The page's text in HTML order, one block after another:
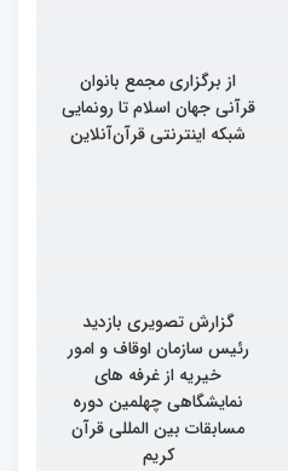
از برگزاری مجمع بانوان
قرآنی جهان اسلام تا رونمایی
شبکه اینترنتی قرآن‌آنلاین
گزارش تصویری بازدید
رئیس سازمان اوقاف و امور
خیریه از غرفه های
نمایشگاهی چهلمین دوره
مسابقات بین المللی قرآن
کریم